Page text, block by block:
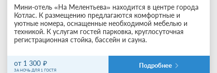
Мини-отель «На Мелентьева» находится в центре города
Котлас. К размещению предлагаются комфортные и
уютные номера, оснащенные необходимой мебелью и
техникой. К услугам гостей парковка, круглосуточная
регистрационная стойка, бассейн и сауна.
от 1 300
ЗА НОЧЬ ДЛЯ 1 ГОСТЯ
Подробнее